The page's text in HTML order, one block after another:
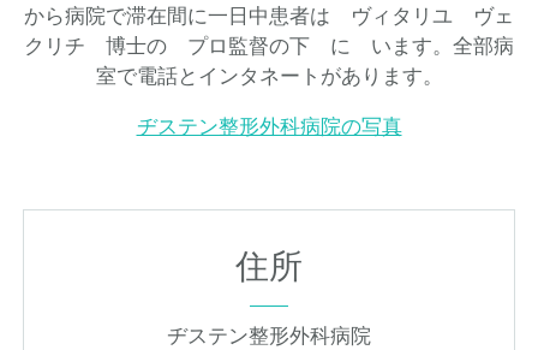
から病院で滞在間に一日中患者は ヴィタリユ ヴェ
クリチ 博士の プロ監督の下 に います。全部病
室で電話とインタネートがあります。
ヂステン整形外科病院の写真
住所
ヂステン整形外科病院